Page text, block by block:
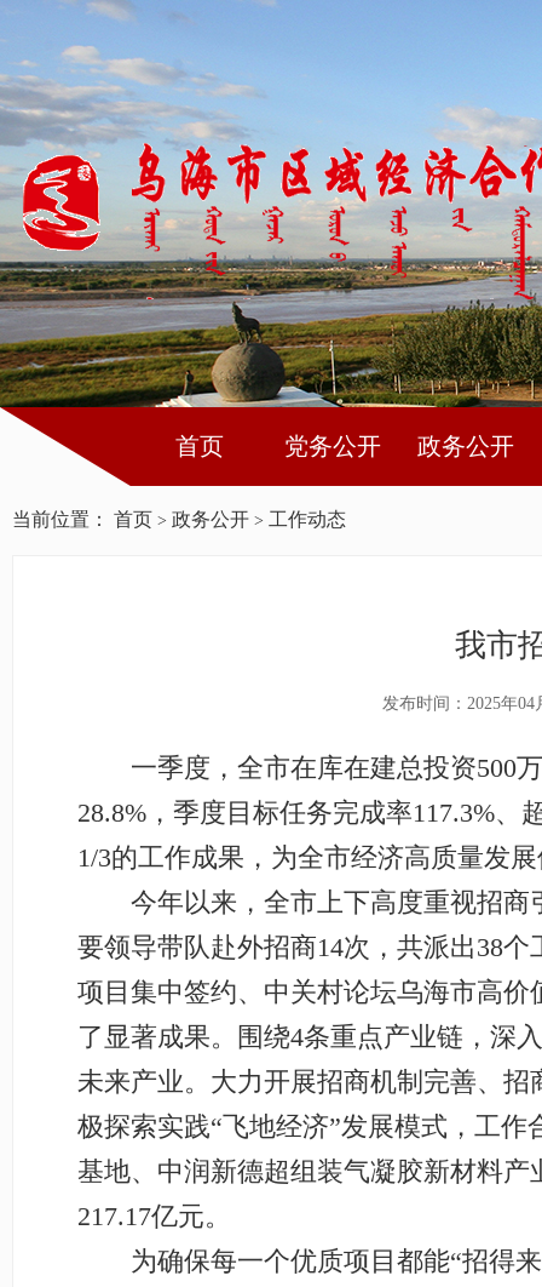
首页 党务公开 政务公开
当前位置： 首页 > 政务公开 > 工作动态
我市
发布时间：2025年04
一季度，全市在库在建总投资500万
28.8%，季度目标任务完成率117.3%
1/3的工作成果，为全市经济高质量发
今年以来，全市上下高度重视招商
要领导带队赴外招商14次，共派出38
项目集中签约、中关村论坛乌海市高
了显著成果。围绕4条重点产业链，深
未来产业。大力开展招商机制完善、
极探索实践“飞地经济”发展模式，工
基地、中润新德超组装气凝胶新材料
217.17亿元。
为确保每一个优质项目都能“招得来